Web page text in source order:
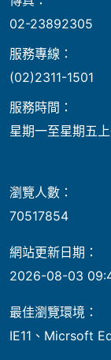
02-23892305
服務專線：
(02)2311-1501
服務時間：
星期一至星期五
瀏覽人數：
70517854
網站更新日期：
2026-08-03
最佳瀏覽環境：
IE11、Micrsoft